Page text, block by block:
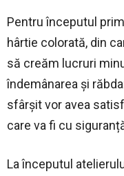
Pentru începutul
hârtie colorată, din
să creăm lucruri
îndemânarea și
sfârșit vor avea
care va fi cu
La începutul